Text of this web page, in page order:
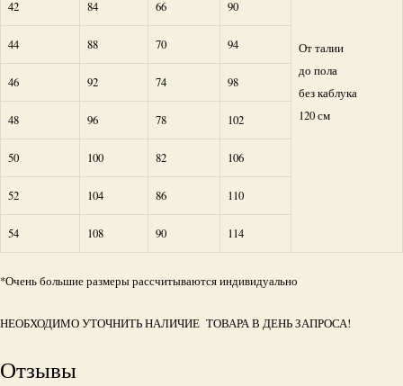
От талии
до пола
без каблука
120 см
42 84 66 90
44 88 70 94
46 92 74 98
48 96 78 102
50 100 82 106
52 104 86 110
54 108 90 114
*Очень большие размеры рассчитываются индивидуально
НЕОБХОДИМО УТОЧНИТЬ НАЛИЧИЕ ТОВАРА В ДЕНЬ ЗАПРОСА!
Отзывы